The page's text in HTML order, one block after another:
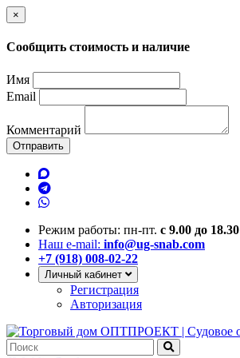
×
Сообщить стоимость и наличие
Имя
Email
Комментарий
Отправить
Режим работы: пн-пт. с 9.00 до 18.30
Наш e-mail: info@ug-snab.com
+7 (918) 008-02-22
Личный кабинет
Регистрация
Авторизация